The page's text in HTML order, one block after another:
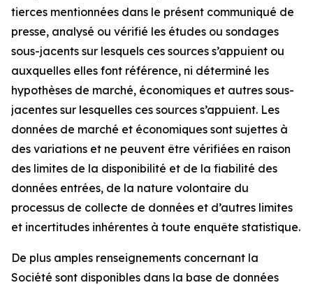
tierces mentionnées dans le présent communiqué de
presse, analysé ou vérifié les études ou sondages
sous-jacents sur lesquels ces sources s’appuient ou
auxquelles elles font référence, ni déterminé les
hypothèses de marché, économiques et autres sous-
jacentes sur lesquelles ces sources s’appuient. Les
données de marché et économiques sont sujettes à
des variations et ne peuvent être vérifiées en raison
des limites de la disponibilité et de la fiabilité des
données entrées, de la nature volontaire du
processus de collecte de données et d’autres limites
et incertitudes inhérentes à toute enquête statistique.
De plus amples renseignements concernant la
Société sont disponibles dans la base de données